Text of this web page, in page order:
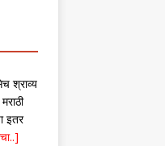
श्राव्य
इतर